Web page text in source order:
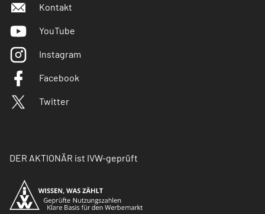
Kontakt
YouTube
Instagram
Facebook
Twitter
DER AKTIONÄR ist IVW-geprüft